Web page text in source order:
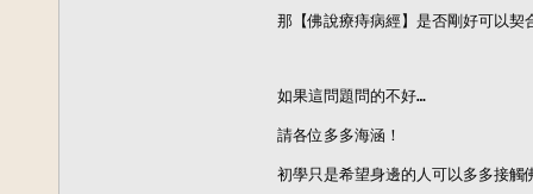
那【佛說療痔病經】是否剛好可以契
如果這問題問的不好…
請各位多多海涵！
初學只是希望身邊的人可以多多接觸